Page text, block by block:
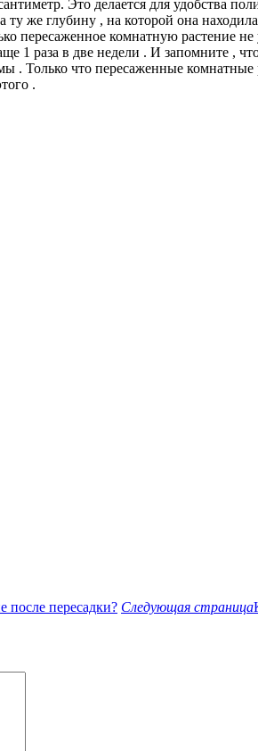
Это делается для удобства
ту же глубину , на которой она
пересаженное комнатную растение
1 раза в две недели . И запомните ,
. Только что пересаженные
.
после пересадки? Следующая страница